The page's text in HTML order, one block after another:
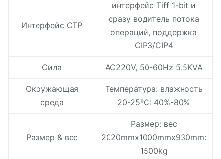
Интерфейс CTP
интерфейс Tiff 1-bit и
сразу водитель потока
операций, поддержка
CIP3/CIP4
Сила AC220V, 50-60Hz 5.5KVA
Окружающая
среда
Температура: влажность
20-25ºC: 40%-80%
Размер & вес
Размер: вес
2020mmx1000mmx930mm:
1500kg